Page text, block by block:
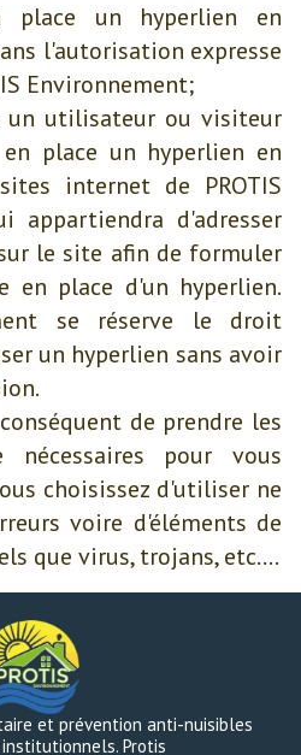
place un hyperlien en
l'autorisation expresse
Environnement;
un utilisateur ou visiteur
place un hyperlien en
internet de PROTIS
appartiendra d'adresser
le site afin de formuler
en place d'un hyperlien.
se réserve le droit
un hyperlien sans avoir
de prendre les
nécessaires pour vous
choisissez d'utiliser ne
voire d'éléments de
que virus, trojans, etc....
et prévention anti-nuisibles
Protis